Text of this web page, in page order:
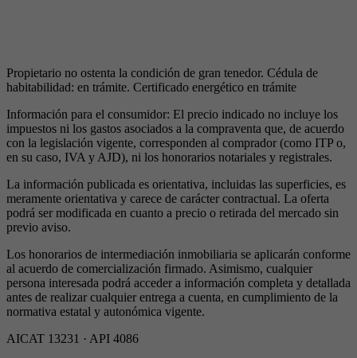
Propietario no ostenta la condición de gran tenedor. Cédula de
habitabilidad: en trámite. Certificado energético en trámite
Información para el consumidor: El precio indicado no incluye los
impuestos ni los gastos asociados a la compraventa que, de acuerdo
con la legislación vigente, corresponden al comprador (como ITP o,
en su caso, IVA y AJD), ni los honorarios notariales y registrales.
La información publicada es orientativa, incluidas las superficies, es
meramente orientativa y carece de carácter contractual. La oferta
podrá ser modificada en cuanto a precio o retirada del mercado sin
previo aviso.
Los honorarios de intermediación inmobiliaria se aplicarán conforme
al acuerdo de comercialización firmado. Asimismo, cualquier
persona interesada podrá acceder a información completa y detallada
antes de realizar cualquier entrega a cuenta, en cumplimiento de la
normativa estatal y autonómica vigente.
AICAT 13231 · API 4086